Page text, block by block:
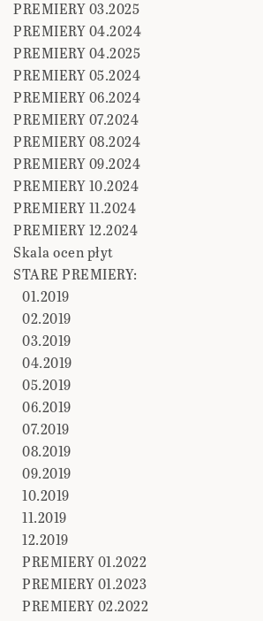
PREMIERY 03.2025
PREMIERY 04.2024
PREMIERY 04.2025
PREMIERY 05.2024
PREMIERY 06.2024
PREMIERY 07.2024
PREMIERY 08.2024
PREMIERY 09.2024
PREMIERY 10.2024
PREMIERY 11.2024
PREMIERY 12.2024
Skala ocen płyt
STARE PREMIERY:
01.2019
02.2019
03.2019
04.2019
05.2019
06.2019
07.2019
08.2019
09.2019
10.2019
11.2019
12.2019
PREMIERY 01.2022
PREMIERY 01.2023
PREMIERY 02.2022